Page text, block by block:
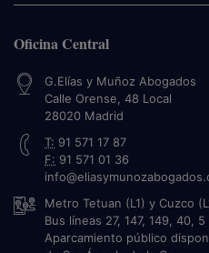
Oficina Central
G.Elías y Muñoz Abogados
Calle Orense, 48 Local
28020 Madrid
T: 91 571 17 87
F: 91 571 01 36
Metro Tetuan (L1) y Cuzco
Bus líneas 27, 147, 149, 40, 5
Aparcamiento público